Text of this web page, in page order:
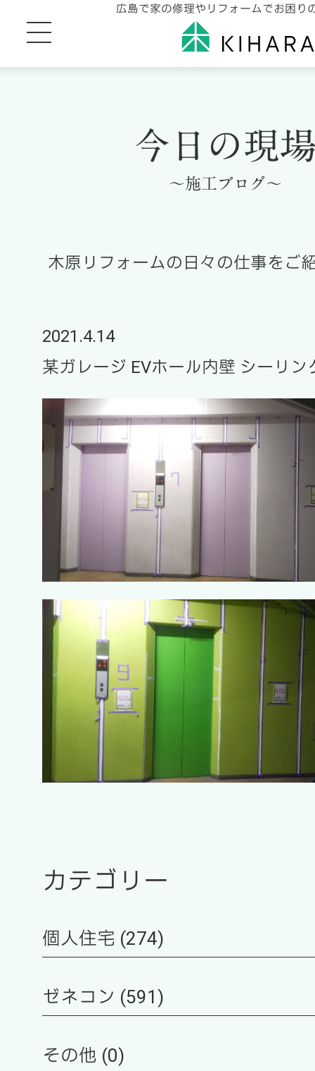
広島で家の修理やリフォームでお困り
今日の現
～施工ブログ～
木原リフォームの日々の仕事をご
2021.4.14
某ガレージ EVホール内壁 シーリン
カテゴリー
個人住宅 (274)
ゼネコン (591)
その他 (0)